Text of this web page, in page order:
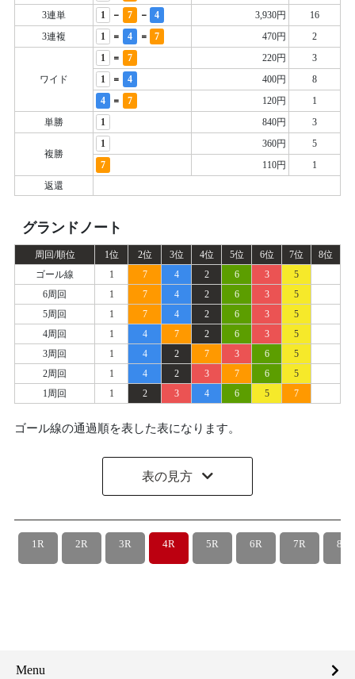
3連単
1 - 7 - 4 3,930円
16
3連複
1 = 4 = 7 470円 2
ワイド
1 = 7 220円
3
1
= 4 400円
8
4
= 7 120円
1
単勝
1 840円 3
複勝
1 360円
5
7
110円
1
返還
グランドノート
周回/順位 1位 2位 3位 4位 5位 6位 7位
8位
ゴール線
1 7 4 2 6 3
5
6周回
1 7 4 2 6 3
5
5周回
1 7 4 2 6 3
5
4周回
1 4 7 2 6 3
5
3周回
1 4 2 7 3 6
5
2周回
1 4 2 3 7 6
5
1周回
1 2 3 4 6 5 7
ゴール線の通過順を表した表になります。
表の見方
1R 2R 3R 4R 5R 6R 7R 8R
Menu